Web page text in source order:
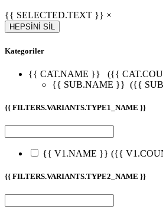
{{ SELECTED.TEXT }} ×
HEPSİNİ SİL
Kategoriler
{{ CAT.NAME }}
({{
{{ SUB.NAME }} ({{
{{ FILTERS.VARIANTS.TYPE1_NAME }}
{{ V1.NAME }} ({{
{{ FILTERS.VARIANTS.TYPE2_NAME }}